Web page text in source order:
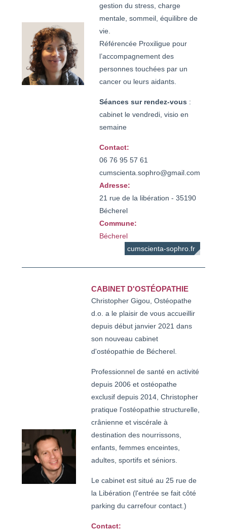
gestion du stress, charge
mentale, sommeil, équilibre de
vie.
Référencée Proxiligue pour
l’accompagnement des
personnes touchées par un
cancer ou leurs aidants.
Séances sur rendez-vous :
cabinet le vendredi, visio en
semaine
Contact:
06 76 95 57 61
cumscienta.sophro@gmail.com
Adresse:
21 rue de la libération - 35190
Bécherel
Commune:
Bécherel
cumscienta-sophro.fr
CABINET D'OSTÉOPATHIE
Christopher Gigou, Ostéopathe
d.o. a le plaisir de vous accueillir
depuis début janvier 2021 dans
son nouveau cabinet
d'ostéopathie de Bécherel.
Professionnel de santé en activité
depuis 2006 et ostéopathe
exclusif depuis 2014, Christopher
pratique l'ostéopathie structurelle,
crânienne et viscérale à
destination des nourrissons,
enfants, femmes enceintes,
adultes, sportifs et séniors.
Le cabinet est situé au 25 rue de
la Libération (l'entrée se fait côté
parking du carrefour contact.)
Contact: